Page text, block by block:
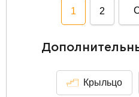
1 2
Крыльцо